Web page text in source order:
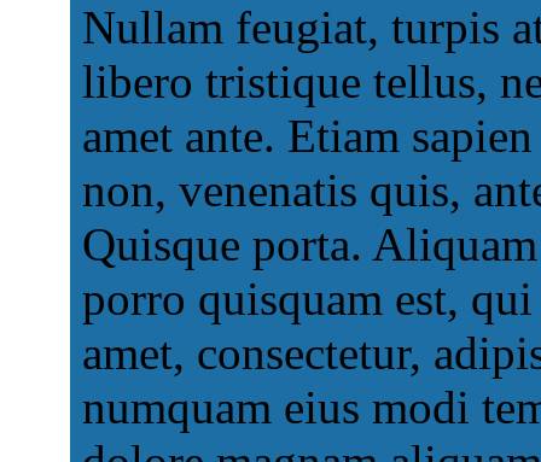
Nullam feugiat, turpis
libero tristique tellus,
amet ante. Etiam
non, venenatis quis,
Quisque porta.
porro quisquam est,
amet, consectetur,
numquam eius modi